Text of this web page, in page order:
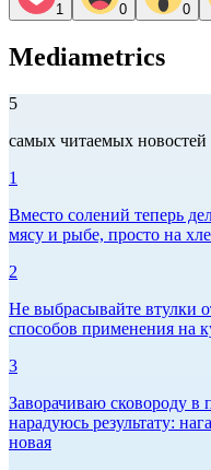
1 0 0
Mediametrics
5
самых читаемых новостей
1
Вместо солений теперь
мясу и рыбе, просто на
2
Не выбрасывайте втулки
способов применения на
3
Заворачиваю сковороду в
нарадуюсь результату:
новая